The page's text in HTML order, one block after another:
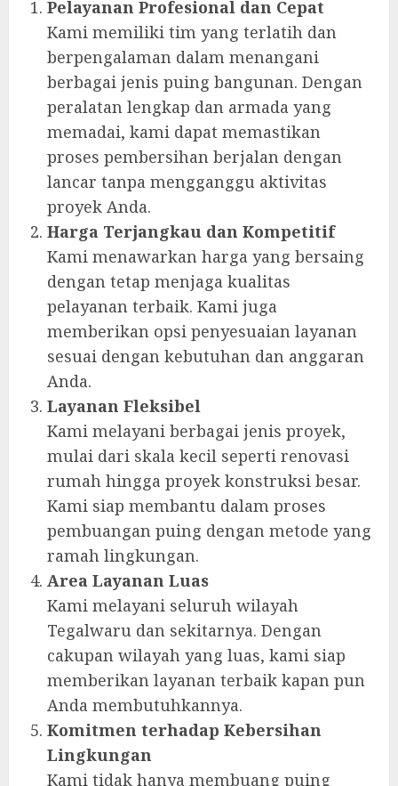
Pelayanan Profesional dan Cepat
Kami memiliki tim yang terlatih dan
berpengalaman dalam menangani
berbagai jenis puing bangunan. Dengan
peralatan lengkap dan armada yang
memadai, kami dapat memastikan
proses pembersihan berjalan dengan
lancar tanpa mengganggu aktivitas
proyek Anda.
Harga Terjangkau dan Kompetitif
Kami menawarkan harga yang bersaing
dengan tetap menjaga kualitas
pelayanan terbaik. Kami juga
memberikan opsi penyesuaian layanan
sesuai dengan kebutuhan dan anggaran
Anda.
Layanan Fleksibel
Kami melayani berbagai jenis proyek,
mulai dari skala kecil seperti renovasi
rumah hingga proyek konstruksi besar.
Kami siap membantu dalam proses
pembuangan puing dengan metode yang
ramah lingkungan.
Area Layanan Luas
Kami melayani seluruh wilayah
Tegalwaru dan sekitarnya. Dengan
cakupan wilayah yang luas, kami siap
memberikan layanan terbaik kapan pun
Anda membutuhkannya.
Komitmen terhadap Kebersihan
Lingkungan
Kami tidak hanya membuang puing